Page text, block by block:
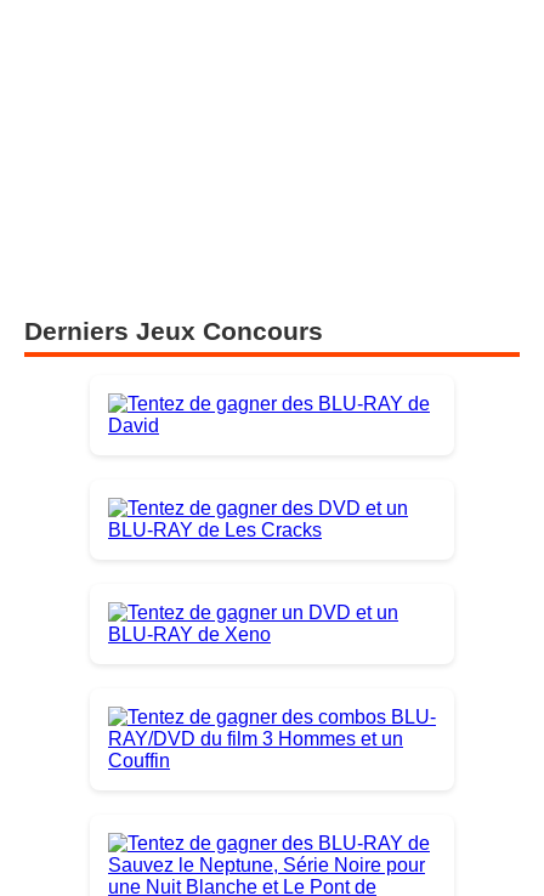
Derniers Jeux Concours